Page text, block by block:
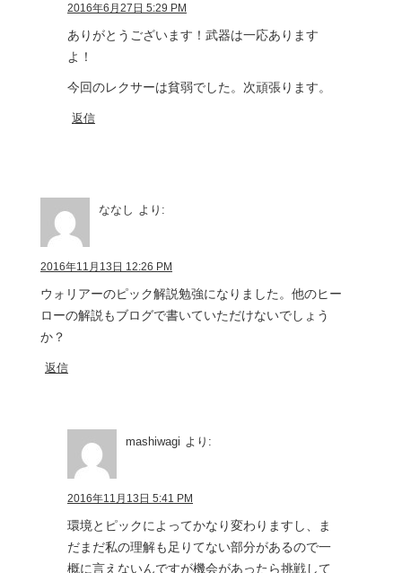
2016年6月27日 5:29 PM
ありがとうございます！武器は一応あります
よ！
今回のレクサーは貧弱でした。次頑張ります。
返信
ななし より:
2016年11月13日 12:26 PM
ウォリアーのピック解説勉強になりました。他のヒー
ローの解説もブログで書いていただけないでしょう
か？
返信
mashiwagi より:
2016年11月13日 5:41 PM
環境とピックによってかなり変わりますし、ま
だまだ私の理解も足りてない部分があるので一
概に言えないんですが機会があったら挑戦して